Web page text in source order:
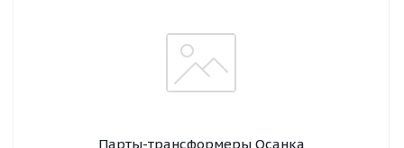
Парты-трансформеры Осанка